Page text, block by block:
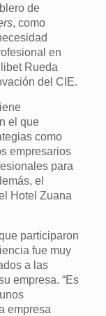
de
, como
en
Rueda
del CIE.
el que
como
empresarios
para
el
Hotel Zuana
participaron
fue muy
a las
empresa. “Es
empresa